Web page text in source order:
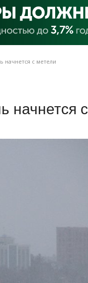
начнется с метели
начнется с